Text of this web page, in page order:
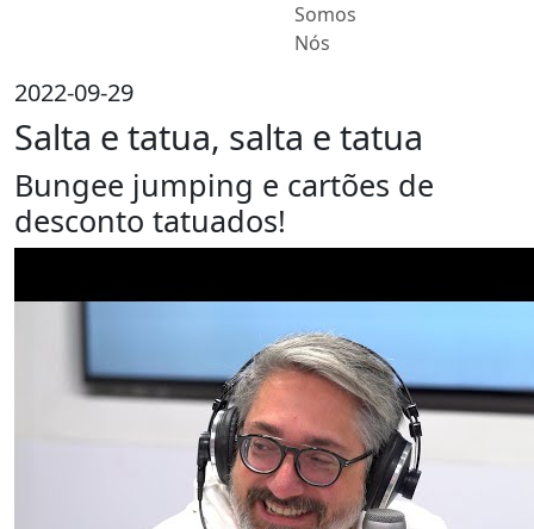
Somos
Nós
2022-09-29
Salta e tatua, salta e tatua
Bungee jumping e cartões de
desconto tatuados!